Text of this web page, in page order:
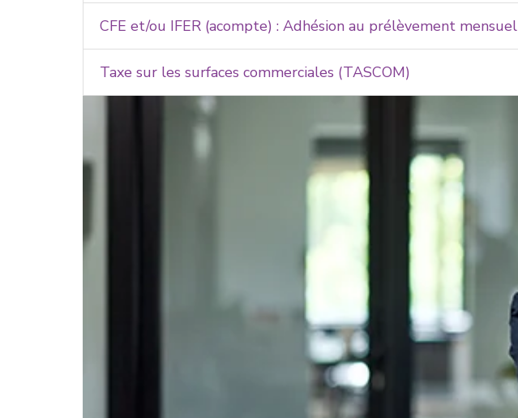
CFE et/ou IFER (acompte) : Adhésion au prélèvement mensuel
Taxe sur les surfaces commerciales (TASCOM)